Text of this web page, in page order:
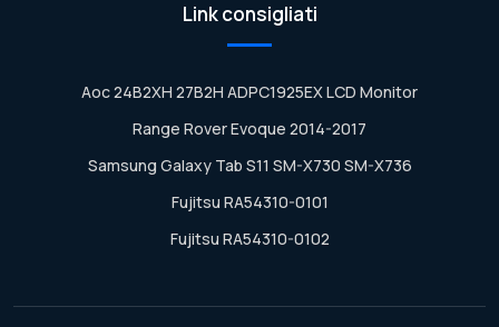
Link consigliati
Aoc 24B2XH 27B2H ADPC1925EX LCD Monitor
Range Rover Evoque 2014-2017
Samsung Galaxy Tab S11 SM-X730 SM-X736
Fujitsu RA54310-0101
Fujitsu RA54310-0102